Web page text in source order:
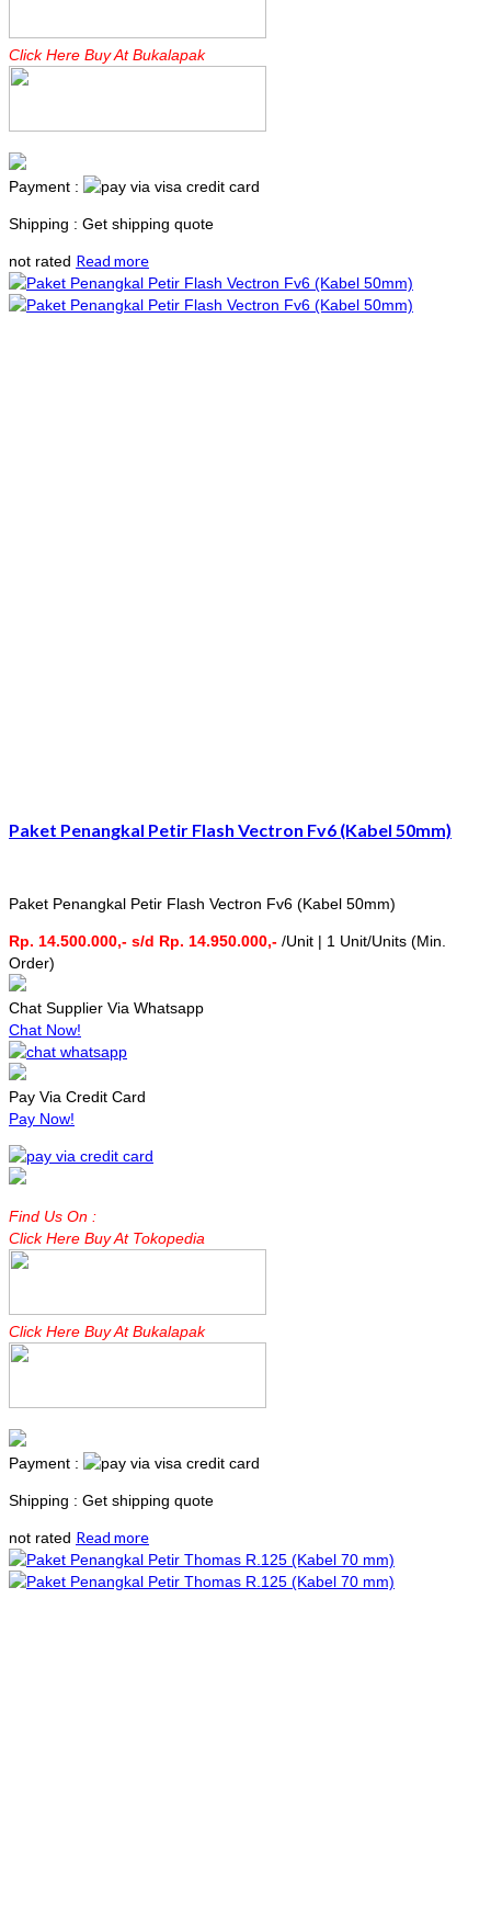
Click Here Buy At Bukalapak
Payment :
Shipping : Get shipping quote
not rated Read more
Paket Penangkal Petir Flash Vectron Fv6 (Kabel 50mm)
Paket Penangkal Petir Flash Vectron Fv6 (Kabel 50mm)
Rp. 14.500.000,- s/d Rp. 14.950.000,- /Unit | 1 Unit/Units (Min.
Order)
Chat Supplier Via Whatsapp
Chat Now!
Pay Via Credit Card
Pay Now!
Find Us On :
Click Here Buy At Tokopedia
Click Here Buy At Bukalapak
Payment :
Shipping : Get shipping quote
not rated Read more